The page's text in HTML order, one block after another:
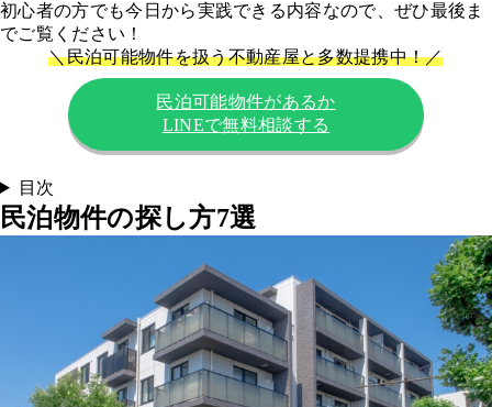
初心者の方でも今日から実践できる内容なので、ぜひ最後ま
でご覧ください！
＼民泊可能物件を扱う不動産屋と多数提携中！／
民泊可能物件があるか
LINEで無料相談する
目次
民泊物件の探し方7選